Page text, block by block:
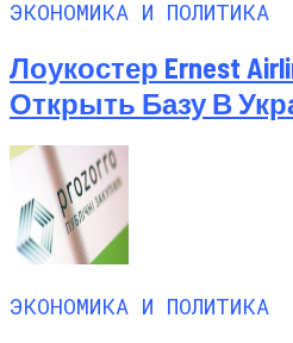
ЭКОНОМИКА И ПОЛИТИКА
Лоукостер Ernest
Открыть Базу В
ЭКОНОМИКА И ПОЛИТИКА